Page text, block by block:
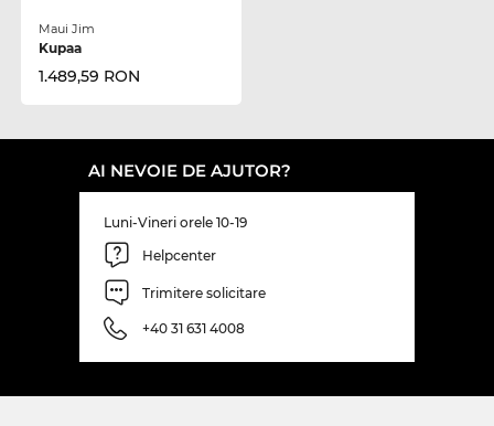
Maui Jim
Kupaa
1.489,59 RON
AI NEVOIE DE AJUTOR?
Luni-Vineri orele 10-19
Helpcenter
Trimitere solicitare
+40 31 631 4008